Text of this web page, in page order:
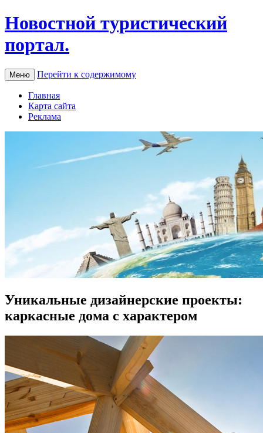
Новостной туристический
портал.
Меню Перейти к содержимому
Главная
Карта сайта
Реклама
Уникальные дизайнерские проекты:
каркасные дома с характером